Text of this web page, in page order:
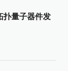
扑量子器件发